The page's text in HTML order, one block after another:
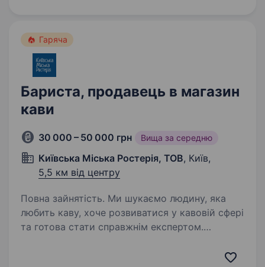
Гаряча
Бариста, продавець в магазин
кави
30 000 – 50 000 грн Вища за середню
Київська Міська Ростерія, ТОВ, Київ,
5,5 км від центру
Повна зайнятість. Ми шукаємо людину, яка
любить каву, хоче розвиватися у кавовій сфері
та готова стати справжнім експертом.
консультувати покупців щодо вибору кави;